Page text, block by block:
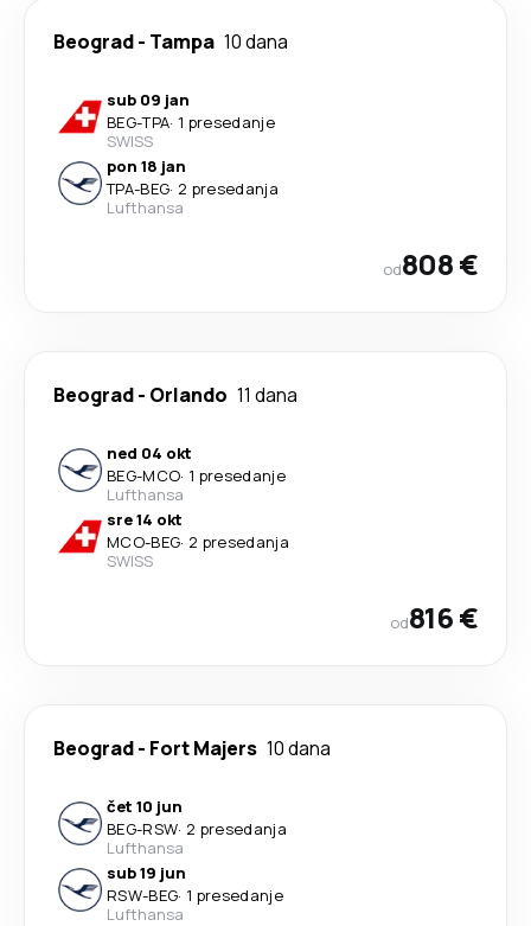
Beograd- Tampa 10 dana
sub 09 jan
BEG-TPA· 1 presedanje
SWISS
pon 18 jan
TPA-BEG· 2 presedanja
Lufthansa
od808 €
Beograd- Orlando 11 dana
ned 04 okt
BEG-MCO· 1 presedanje
Lufthansa
sre 14 okt
MCO-BEG· 2 presedanja
SWISS
od816 €
Beograd- Fort Majers 10 dana
čet 10 jun
BEG-RSW· 2 presedanja
Lufthansa
sub 19 jun
RSW-BEG· 1 presedanje
Lufthansa